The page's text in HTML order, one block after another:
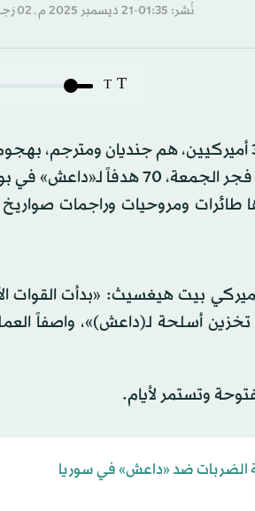
نُشر: 01:35-21 ديسمبر 2025 م ـ 02 رَجب 1447 هـ
T
T
نفّذ الرئيس دونالد ترمب تهديدَه بالانتقام من تنظيم «داعش» على خلفية مقتل 3 أميركيين، هم
متطرفٌ في تدمر بالبادية السورية، السبت قبل الماضي. وشملت ضربات أميركية، فجر
ومروحيات وراجمات
بيت هيغسيث: «بدأت القوات
أسلحة لـ(داعش)»، واصفاً
وتستمر لأيام.
الضربات ضد «داعش» في سوريا